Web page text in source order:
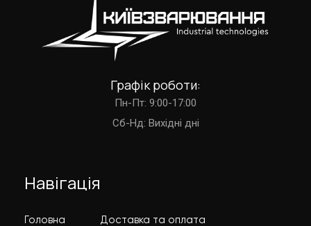
Графік роботи:
Пн-Пт: 9:00-17:00
Cб-Нд: Вихідні дні
Навігація
Головна Доставка та оплата